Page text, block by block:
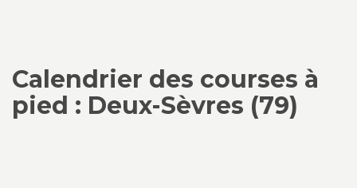
Calendrier des courses à
pied : Deux-Sèvres (79)